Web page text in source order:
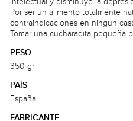
intelectual y disminuye la
Por ser un alimento totalmente
contraindicaciones en ningun
Tomar una cucharadita pequeña
PESO
350 gr
PAÍS
España
FABRICANTE